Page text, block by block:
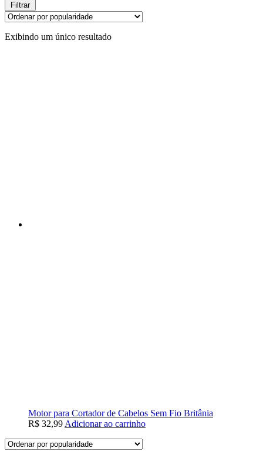
Filtrar
Exibindo um único resultado
Motor para Cortador de Cabelos Sem Fio Britânia
R$ 32,99Adicionar ao carrinho